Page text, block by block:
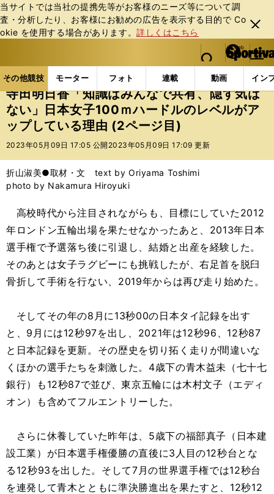
当サイトでは当社の提携先等がお客様のニーズ等について調
査・分析したり、お客様にお勧めの広告を表⽰する⽬的で Co
okie を使⽤する場合があります。詳しくはこちら
閉じ
る
web Sportiva (webスポルティーバ)
検索
マイペ
ー
ジ
メニュ
その他競技 モーター フォト 連載 動画 イン
ス
ポ
ル
テ
ー
バ
その他競技の記事一覧 陸上 寺田明日香「知識はみ
寺田明日香「知識はみんなで共有、隠す気は
ない」日本女子100ｍハードルのレベルがア
ップしている理由 (2ページ目)
2023年05月09日 17:05 公開 2023年05月09日 17:09 更新
折山淑美●取材・文 text by Oriyama Toshimi
photo by Nakamura Hiroyuki
高校時代から注目されながらも、目標にしていた2012
年ロンドン五輪出場を果たせなかったあと、2013年日本
選手権で予選落ち後に引退し、結婚と出産を経験した。
そのあとは女子ラグビーにも挑戦したが、右足首を脱臼
骨折して手術を行ない、2019年からは再び走り始めた。
そしてその年の8月に13秒00の日本タイ記録を出す
と、9月には12秒97を出し、2021年は12秒96、12秒87
と日本記録を更新。その歴史を切り拓く走りが間違いな
くほかの選手たちを刺激した。4歳下の青木益未（七十七
銀行）も12秒87で並び、東京五輪には木村文子（エディ
オン）も含めてフルエントリーした。
さらに休養していた昨年は、5歳下の福部真子（日本建
設工業）が日本選手権優勝の直後に3人目の12秒台とな
る12秒93を出した。そして7月の世界選手権では12秒台
を連発して青木とともに準決勝進出を果たすと、12秒12